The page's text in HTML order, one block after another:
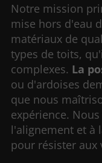
Notre mission
mise hors d'eau
matériaux de
types de toits,
complexes. La
ou d'ardoises
que nous
expérience.
l'alignement et à
pour résister aux